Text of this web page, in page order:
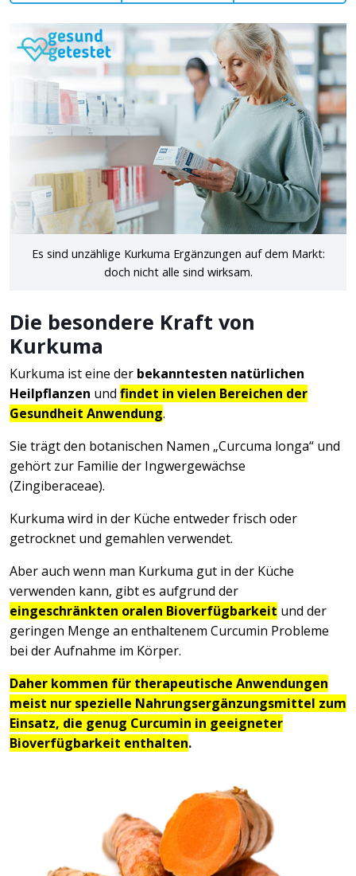
Es sind unzählige Kurkuma Ergänzungen auf dem Markt:
doch nicht alle sind wirksam.
Die besondere Kraft von
Kurkuma
Kurkuma ist eine der bekanntesten natürlichen
Heilpflanzen und findet in vielen Bereichen der
Gesundheit Anwendung.
Sie trägt den botanischen Namen „Curcuma longa“ und
gehört zur Familie der Ingwergewächse
(Zingiberaceae).
Kurkuma wird in der Küche entweder frisch oder
getrocknet und gemahlen verwendet.
Aber auch wenn man Kurkuma gut in der Küche
verwenden kann, gibt es aufgrund der
eingeschränkten oralen Bioverfügbarkeit und der
geringen Menge an enthaltenem Curcumin Probleme
bei der Aufnahme im Körper.
Daher kommen für therapeutische Anwendungen
meist nur spezielle Nahrungsergänzungsmittel zum
Einsatz, die genug Curcumin in geeigneter
Bioverfügbarkeit enthalten.